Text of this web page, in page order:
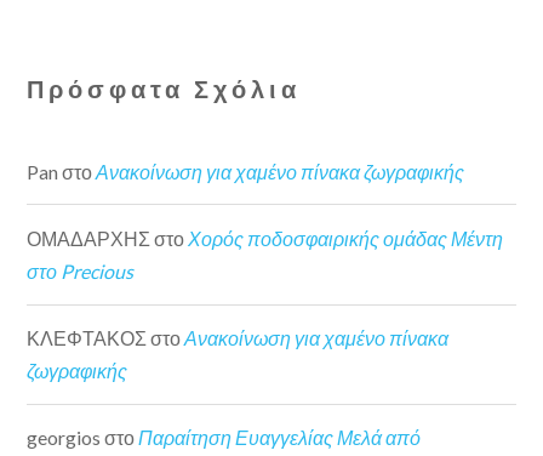
Πρόσφατα Σχόλια
Pan στοΑνακοίνωση για χαμένο πίνακα ζωγραφικής
ΟΜΑΔΑΡΧΗΣ στοΧορός ποδοσφαιρικής ομάδας Μέντη
στο Precious
ΚΛΕΦΤΑΚΟΣ στοΑνακοίνωση για χαμένο πίνακα
ζωγραφικής
georgios στοΠαραίτηση Ευαγγελίας Μελά από